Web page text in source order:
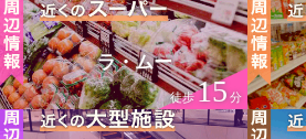
ラ・ムー
徒歩15分